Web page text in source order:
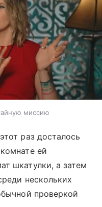
миссию
раз досталось
ей
шкатулки, а затем
нескольких
проверкой